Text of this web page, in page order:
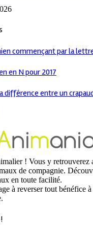
commençant par la
en N pour 2017
différence entre un
! Vous y retrouverez
de compagnie.
en toute facilité.
à reverser tout bénéfice